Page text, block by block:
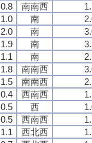
0.8 南南西
1.0 南
2.0 南
1.9 南
1.1 南
1.8 南南西
1.5 南南西
0.4 西南西
0.5 西
0.5 西南西
1.1 西北西